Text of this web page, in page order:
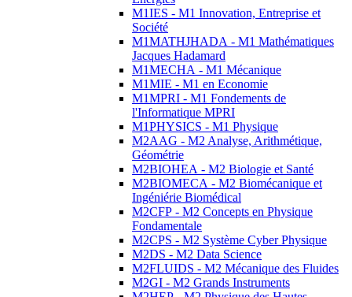
M1IES - M1 Innovation, Entreprise et
Société
M1MATHJHADA - M1 Mathématiques
Jacques Hadamard
M1MECHA - M1 Mécanique
M1MIE - M1 en Economie
M1MPRI - M1 Fondements de
l'Informatique MPRI
M1PHYSICS - M1 Physique
M2AAG - M2 Analyse, Arithmétique,
Géométrie
M2BIOHEA - M2 Biologie et Santé
M2BIOMECA - M2 Biomécanique et
Ingéniérie Biomédical
M2CFP - M2 Concepts en Physique
Fondamentale
M2CPS - M2 Système Cyber Physique
M2DS - M2 Data Science
M2FLUIDS - M2 Mécanique des Fluides
M2GI - M2 Grands Instruments